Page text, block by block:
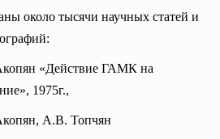
около тысячи научных статей и
«Действие ГАМК на
1975г.,
А.В. Топчян